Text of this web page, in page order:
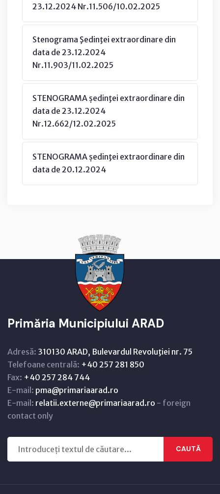
23.12.2024 Nr.11.506/10.02.2025
Stenograma Şedinţei extraordinare din
data de 23.12.2024
Nr.11.903/11.02.2025
STENOGRAMA ședinţei extraordinare din
data de 23.12.2024
Nr.12.662/12.02.2025
STENOGRAMA ședinţei extraordinare din
data de 20.12.2024
Primăria Municipiului ARAD
Adresă: 310130 ARAD, Bulevardul Revoluţiei nr. 75
Telefoane centrală: +40 257 281 850
Fax: +40 257 284 744
E-mail: pma@primariaarad.ro
E-mail: relatii.externe@primariaarad.ro - foreign
contact only
CAUTĂ